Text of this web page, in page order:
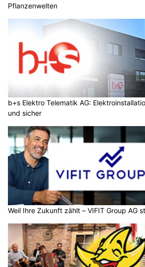
Pflanzenwelten
b+s Elektro Telematik AG:
und sicher
Weil Ihre Zukunft zählt – VIFIT Group AG